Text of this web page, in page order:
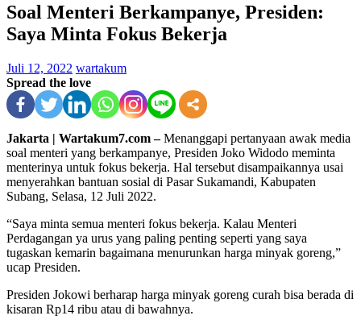
Soal Menteri Berkampanye, Presiden:
Saya Minta Fokus Bekerja
Juli 12, 2022 wartakum
Spread the love
Jakarta | Wartakum7.com –Menanggapi pertanyaan awak media
soal menteri yang berkampanye, Presiden Joko Widodo meminta
menterinya untuk fokus bekerja. Hal tersebut disampaikannya usai
menyerahkan bantuan sosial di Pasar Sukamandi, Kabupaten
Subang, Selasa, 12 Juli 2022.
“Saya minta semua menteri fokus bekerja. Kalau Menteri
Perdagangan ya urus yang paling penting seperti yang saya
tugaskan kemarin bagaimana menurunkan harga minyak goreng,”
ucap Presiden.
Presiden Jokowi berharap harga minyak goreng curah bisa berada di
kisaran Rp14 ribu atau di bawahnya.